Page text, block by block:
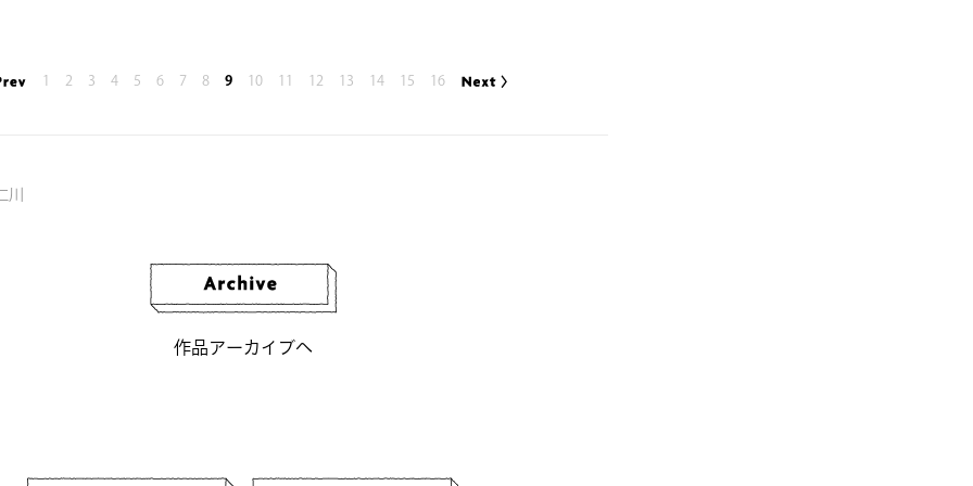
1 2 3 4 5 6 7 8 9 10 11 12 13 14 15 16
川
作品アーカイブへ